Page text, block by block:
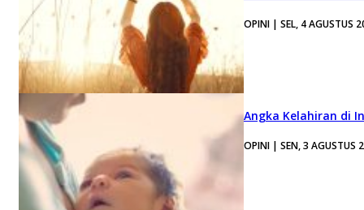
OPINI | SEL, 4 AGUSTUS
Angka Kelahiran di
OPINI | SEN, 3 AGUSTUS